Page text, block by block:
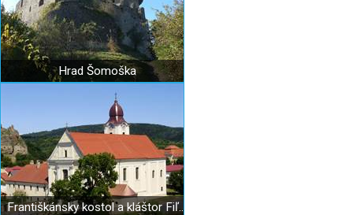
Hrad Šomoška
Františkánsky kostol a kláštor Fiľakovo